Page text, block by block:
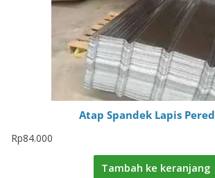
Atap Spandek Lapis
Rp84.000
Tambah ke keranjang